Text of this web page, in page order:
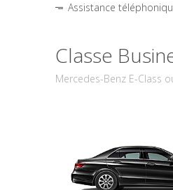
Assistance
Classe
Mercedes-Benz E-Class